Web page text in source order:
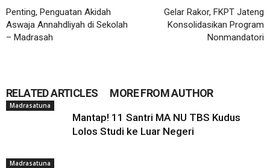
Penting, Penguatan Akidah
Aswaja Annahdliyah di Sekolah
– Madrasah
Gelar Rakor, FKPT Jateng
Konsolidasikan Program
Nonmandatori
RELATED ARTICLES MORE FROM AUTHOR
Madrasatuna
Mantap! 11 Santri MA NU TBS Kudus
Lolos Studi ke Luar Negeri
Madrasatuna